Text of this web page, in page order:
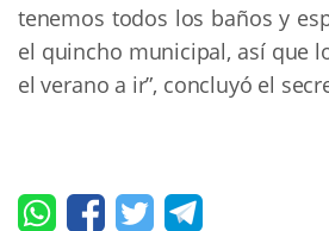
tenemos todos los baños y
el quincho municipal, así que
el verano a ir”, concluyó el